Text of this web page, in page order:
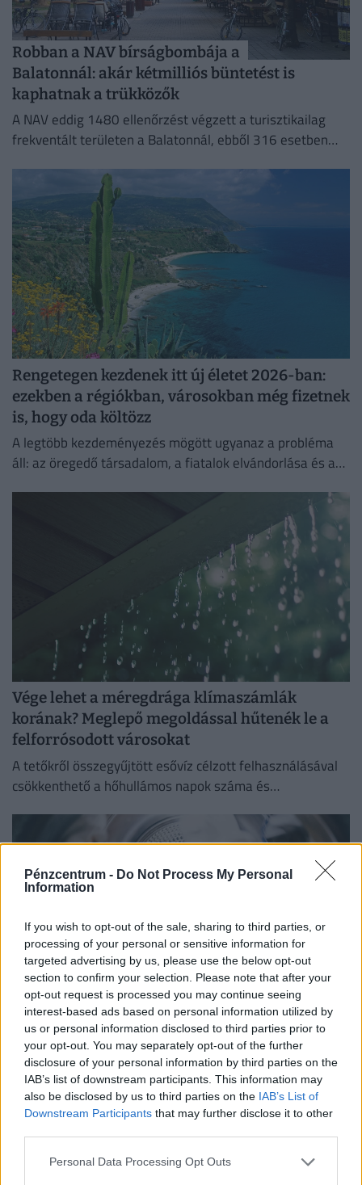
Pénzcentrum - Do Not Process My Personal
Information
If you wish to opt-out of the sale, sharing to third parties, or
processing of your personal or sensitive information for
targeted advertising by us, please use the below opt-out
section to confirm your selection. Please note that after your
opt-out request is processed you may continue seeing
interest-based ads based on personal information utilized by
us or personal information disclosed to third parties prior to
your opt-out. You may separately opt-out of the further
disclosure of your personal information by third parties on the
IAB’s list of downstream participants. This information may
also be disclosed by us to third parties on the IAB’s List of
Downstream Participants that may further disclose it to other
Personal Data Processing Opt Outs
Robban a NAV bírságbombája a
Balatonnál: akár kétmilliós büntetést is
kaphatnak a trükközők
A NAV eddig 1480 ellenőrzést végzett a turisztikailag
frekventált területen a Balatonnál, ebből 316 esetben
Rengetegen kezdenek itt új életet 2026-ban:
ezekben a régiókban, városokban még fizetnek
is, hogy oda költözz
A legtöbb kezdeményezés mögött ugyanaz a probléma
áll: az öregedő társadalom, a fiatalok elvándorlása és a
Vége lehet a méregdrága klímaszámlák
korának? Meglepő megoldással hűtenék le a
felforrósodott városokat
A tetőkről összegyűjtött esővíz célzott felhasználásával
csökkenthető a hőhullámos napok száma és
Működik a legális áramtrükk: így spórolnak
tízezreket a legmelegebb napokon az élelmes
magyarok
A nyári hőségben könnyen megugorhat a villanyszámla,
ha a háztartási gépeket és a klímát nem tudatosan